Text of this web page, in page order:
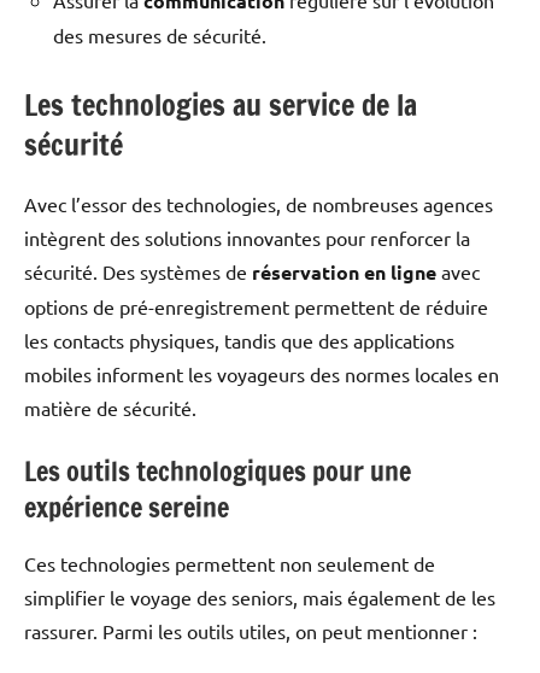
des mesures de sécurité.
Les technologies au service de la
sécurité
Avec l’essor des technologies, de nombreuses agences
intègrent des solutions innovantes pour renforcer la
sécurité. Des systèmes de réservation en ligne avec
options de pré-enregistrement permettent de réduire
les contacts physiques, tandis que des applications
mobiles informent les voyageurs des normes locales en
matière de sécurité.
Les outils technologiques pour une
expérience sereine
Ces technologies permettent non seulement de
simplifier le voyage des seniors, mais également de les
rassurer. Parmi les outils utiles, on peut mentionner :